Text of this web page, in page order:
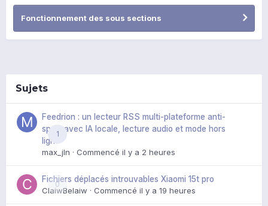
Fonctionnement des sous sections
Sujets
1
Feedrion : un lecteur RSS multi-plateforme anti-
spoil, avec IA locale, lecture audio et mode hors
ligne
max_jln · Commencé il y a 2 heures
0
Fichiers déplacés introuvables Xiaomi 15t pro
ClaiwBelaiw · Commencé il y a 19 heures